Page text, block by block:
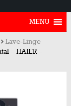
MENU
Lave-Linge
– HAIER –